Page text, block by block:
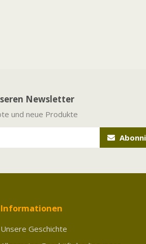
Newsletter
und neue Produkte
Informationen
Unsere Geschichte